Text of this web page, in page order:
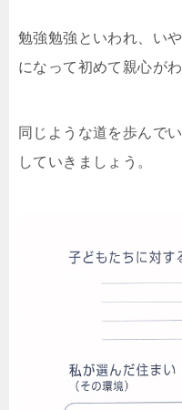
勉強勉強といわれ、い
になって初めて親心が
同じような道を歩んで
していきましょう。